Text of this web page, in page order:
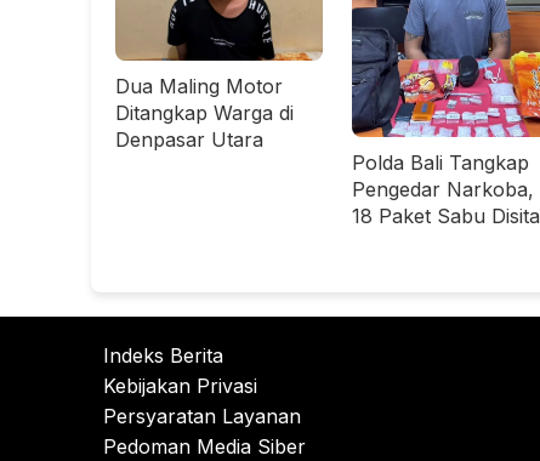
Dua Maling Motor
Ditangkap Warga di
Denpasar Utara
Polda Bali Tangkap
Pengedar Narkoba,
18 Paket Sabu Disita
Indeks Berita
Kebijakan Privasi
Persyaratan Layanan
Pedoman Media Siber